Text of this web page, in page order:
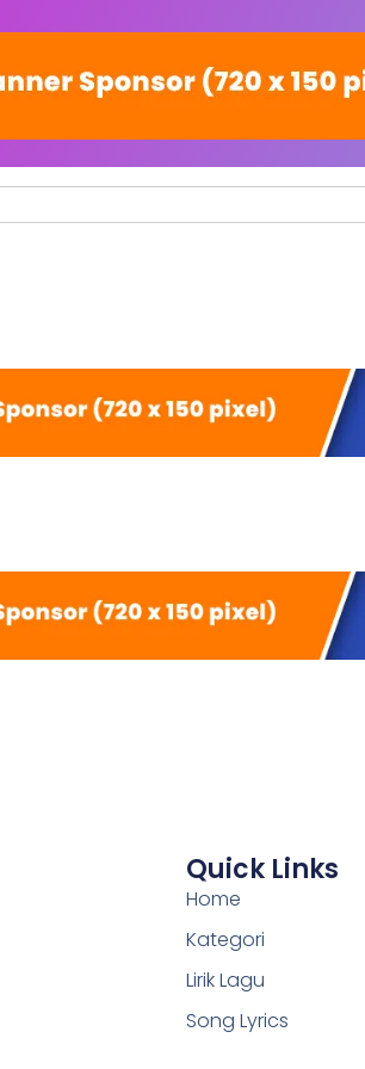
Quick Links
Home
Kategori
Lirik Lagu
Song Lyrics